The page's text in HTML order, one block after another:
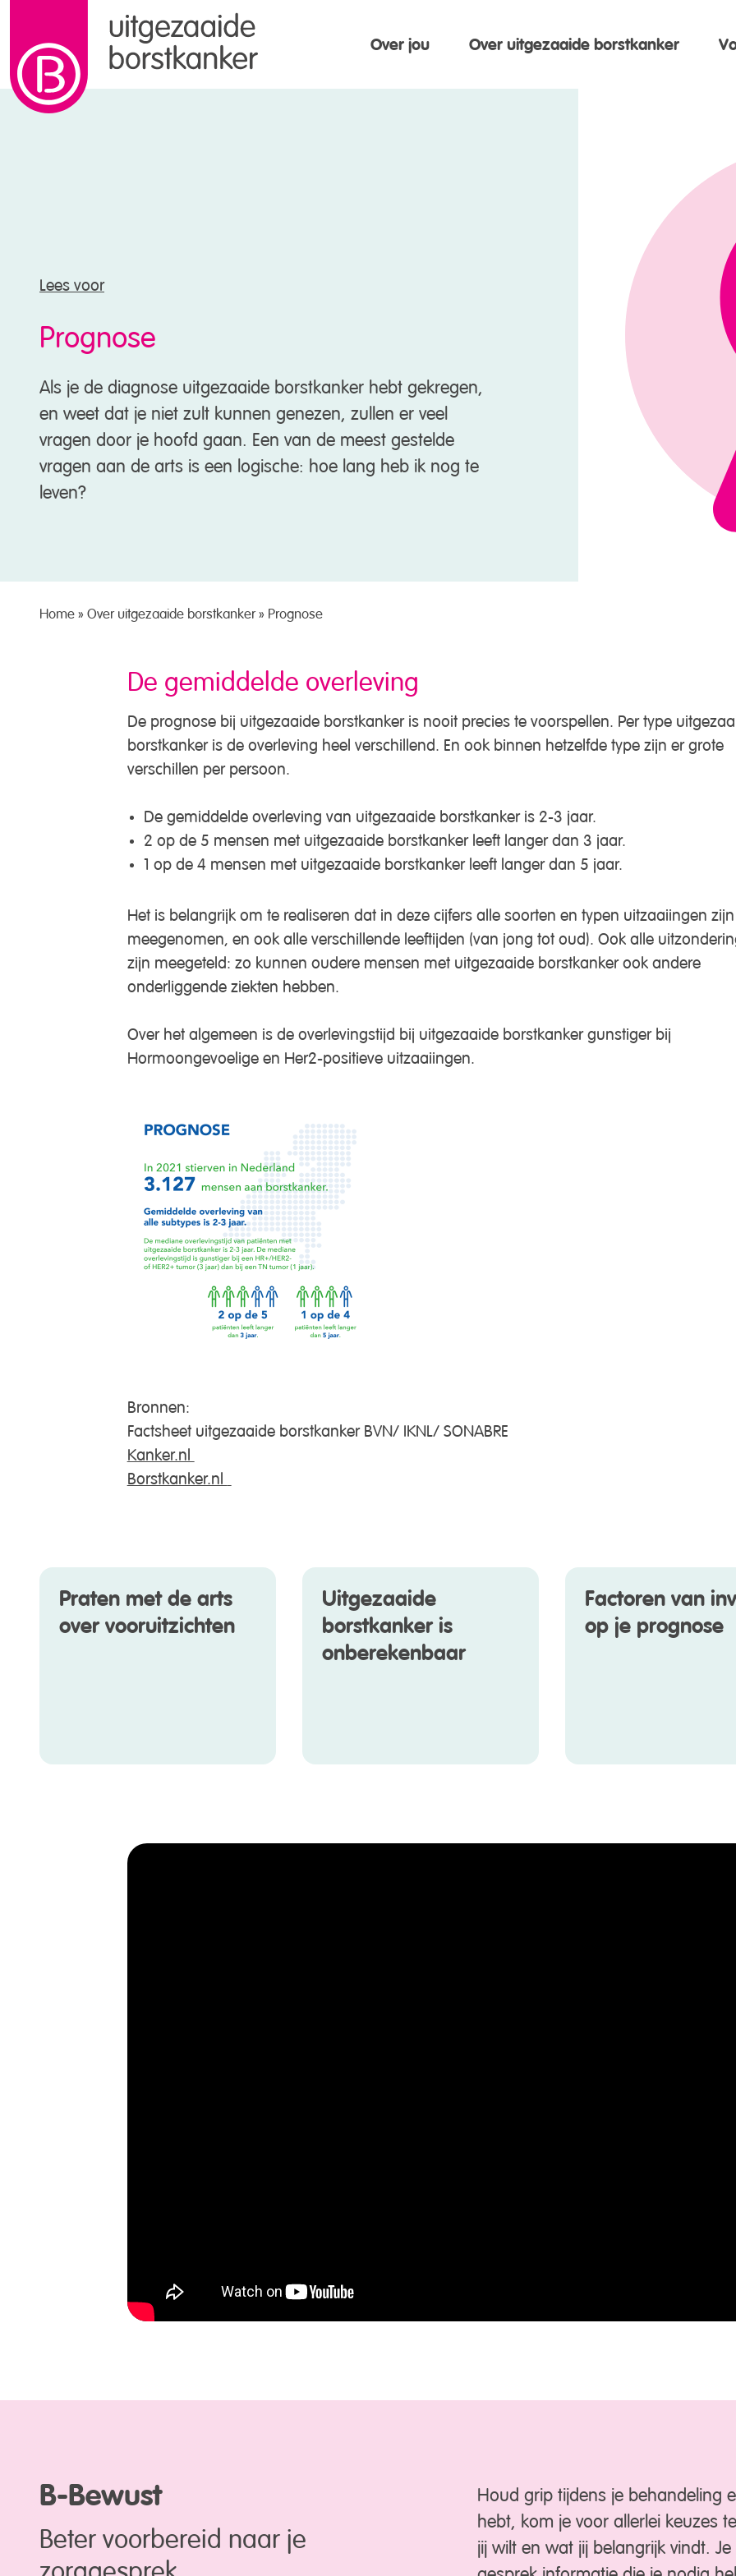
naar de inhoud
Over jou
Over uitgezaaide borstkanker
Lees voor
Prognose
Als je de diagnose uitgezaaide borstkanker hebt gekregen,
en weet dat je niet zult kunnen genezen, zullen er veel
vragen door je hoofd gaan. Een van de meest gestelde
vragen aan de arts is een logische: hoe lang heb ik nog te
leven?
Home » Over uitgezaaide borstkanker» Prognose
De gemiddelde overleving
De prognose bij uitgezaaide borstkanker is nooit precies te voorspellen. Per type
borstkanker is de overleving heel verschillend. En ook binnen hetzelfde type zijn er grote
verschillen per persoon.
De gemiddelde overleving van uitgezaaide borstkanker is 2-3 jaar.
2 op de 5 mensen met uitgezaaide borstkanker leeft langer dan 3 jaar.
1 op de 4 mensen met uitgezaaide borstkanker leeft langer dan 5 jaar.
Het is belangrijk om te realiseren dat in deze cijfers alle soorten en typen uitzaaiingen zijn
meegenomen, en ook alle verschillende leeftijden (van jong tot oud). Ook alle
zijn meegeteld: zo kunnen oudere mensen met uitgezaaide borstkanker ook andere
onderliggende ziekten hebben.
Over het algemeen is de overlevingstijd bij uitgezaaide borstkanker gunstiger bij
Hormoongevoelige en Her2-positieve uitzaaiingen.
Bronnen:
Factsheet uitgezaaide borstkanker BVN/ IKNL/ SONABRE
Kanker.nl
Borstkanker.nl
Praten met de arts
over vooruitzichten
Uitgezaaide
borstkanker is
onberekenbaar
Factoren van
op je prognose
B-Bewust
Beter voorbereid naar je
zorggesprek
Houd grip tijdens je behandeling
hebt, kom je voor allerlei keuzes
jij wilt en wat jij belangrijk vindt.
gesprek informatie die je nodig